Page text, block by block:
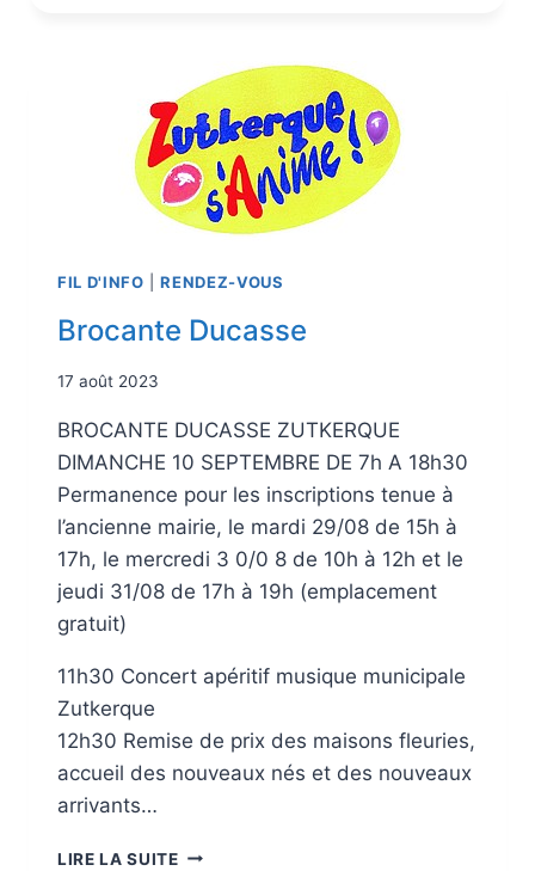
FIL D'INFO |RENDEZ-VOUS
Brocante Ducasse
17 août 2023
BROCANTE DUCASSE ZUTKERQUE
DIMANCHE 10 SEPTEMBRE DE 7h A 18h30
Permanence pour les inscriptions tenue à
l’ancienne mairie, le mardi 29/08 de 15h à
17h, le mercredi 3 0/0 8 de 10h à 12h et le
jeudi 31/08 de 17h à 19h (emplacement
gratuit)
11h30 Concert apéritif musique municipale
Zutkerque
12h30 Remise de prix des maisons fleuries,
accueil des nouveaux nés et des nouveaux
arrivants…
LIRE LA SUITE